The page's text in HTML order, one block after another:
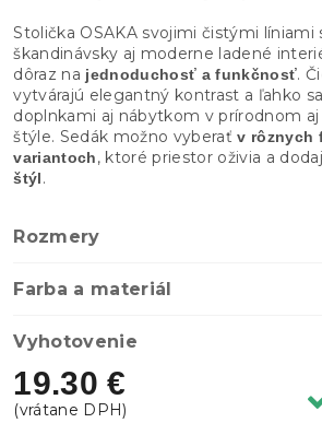
19.30 €
Stolička OSAKA svojimi čistými líniami
škandinávsky aj moderne ladené
dôraz na jednoduchosť a funkčnosť.
vytvárajú elegantný kontrast a ľahko
doplnkami aj nábytkom v prírodnom
štýle. Sedák možno vyberaťv rôznych
variantoch, ktoré priestor oživia a
štýl.
Rozmery
Farba a materiál
Vyhotovenie